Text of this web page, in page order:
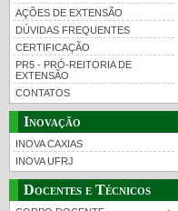
AÇÕES DE EXTENSÃO
DÚVIDAS FREQUENTES
CERTIFICAÇÃO
PR5 - PRÓ-REITORIA DE
EXTENSÃO
CONTATOS
Inovação
INOVA CAXIAS
INOVA UFRJ
Docentes e Técnicos